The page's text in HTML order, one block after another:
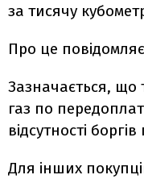
за тисячу
Про це повідомляє
Зазначається, що
газ по
відсутності
Для інших